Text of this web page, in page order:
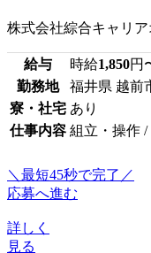
株式会社綜合キャリ
給与 時給1,850円
勤務地
福井県 越前
寮・社宅 あり
仕事内容 組立・操作 /
＼最短45秒で完了／
応募へ進む
詳しく
見る